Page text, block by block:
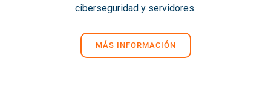
ciberseguridad y servidores.
MÁS INFORMACIÓN